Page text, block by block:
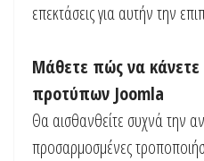
επεκτάσεις για αυτήν την
Μάθετε πώς να
προτύπων Joomla
Θα αισθανθείτε συχνά την
προσαρμοσμένες